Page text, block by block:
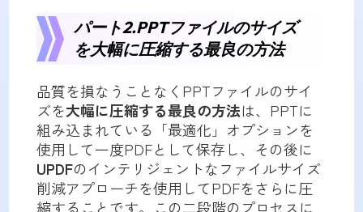
パート2.PPTファイルのサイズ
を大幅に圧縮する最良の方法
品質を損なうことなくPPTファイルのサイ
ズを大幅に圧縮する最良の方法は、PPTに
組み込まれている「最適化」オプションを
使用して一度PDFとして保存し、その後に
UPDFのインテリジェントなファイルサイズ
削減アプローチを使用してPDFをさらに圧
縮することです。この二段階のプロセスに